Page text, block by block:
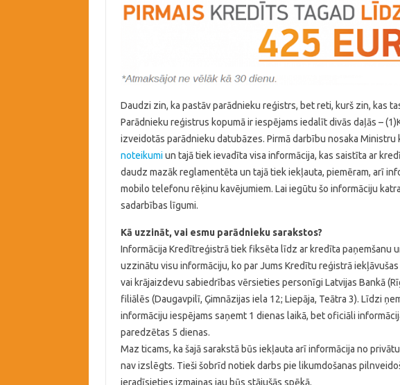
Daudzi zin, ka pastāv parādnieku reģistrs, bet reti, kurš zin, kas
Parādnieku reģistrus kopumā ir iespējams iedalīt divās daļās –
izveidotās parādnieku datubāzes. Pirmā darbību nosaka Ministru
noteikumiun tajā tiek ievadīta visa informācija, kas saistīta ar
daudz mazāk reglamentēta un tajā tiek iekļauta, piemēram, arī
mobilo telefonu rēķinu kavējumiem. Lai iegūtu šo informāciju
sadarbības līgumi.
Kā uzzināt, vai esmu parādnieku sarakstos?
Informācija Kredītreģistrā tiek fiksēta līdz ar kredīta paņemšanu
uzzinātu visu informāciju, ko par Jums Kredītu reģistrā
vai krājaizdevu sabiedrības vērsieties personīgi Latvijas Bankā
filiālēs (Daugavpilī, Ģimnāzijas iela 12; Liepāja, Teātra 3). Līdzi
informāciju iespējams saņemt 1 dienas laikā, bet oficiāli
paredzētas 5 dienas.
Maz ticams, ka šajā sarakstā būs iekļauta arī informācija no
nav izslēgts. Tieši šobrīd notiek darbs pie likumdošanas
ieradīsieties izmaiņas jau būs stājušās spēkā.